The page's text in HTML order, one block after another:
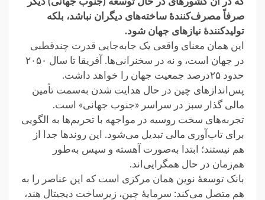
صرفاً مصرف‌کنندهٔ ساخته‌های دیگران نباشد، بلکه
تولیدکنندهٔ نیازهای ‏جهان شود.‏
این همان معنای واقعی یک جابه‌جایی قدرت چندقطبی
در جهان است، و نه در سخنرانی‌ها. آفریقا تا سال ۲۰۵۰
حدود ‏‏۲۵درصد جمعیت جهان را خواهد داشت.
پس‌اندازهای چین در حال هدایت شدن به‌سمت تأمین
مالی گذار سبز در سراسر ‏«جنوب جهانی» است.
تجربه‌های سخت روسیه در مواجهه با تحریم‌ها به الگویی
برای تاب‌آوری مالی تبدیل می‌شود. این روندها ‏جدا از
هم نیستند؛ ابتدا به‌صورت آهسته و سپس به‌طور
هم‌زمان در حال همگرایی‌اند.‏
بانک توسعهٔ نوین همان مرکزی است که این عناصر را به
هم متصل می‌کند: سرمایهٔ چین، زیرساخت دیجیتال هند،